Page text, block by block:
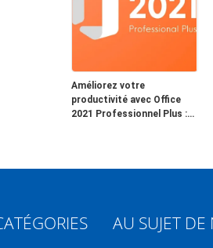
Améliorez votre
productivité avec Office
2021 Professionnel Plus :
AU SUJET DE